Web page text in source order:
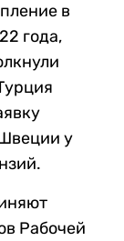
в
года,
у
Рабочей